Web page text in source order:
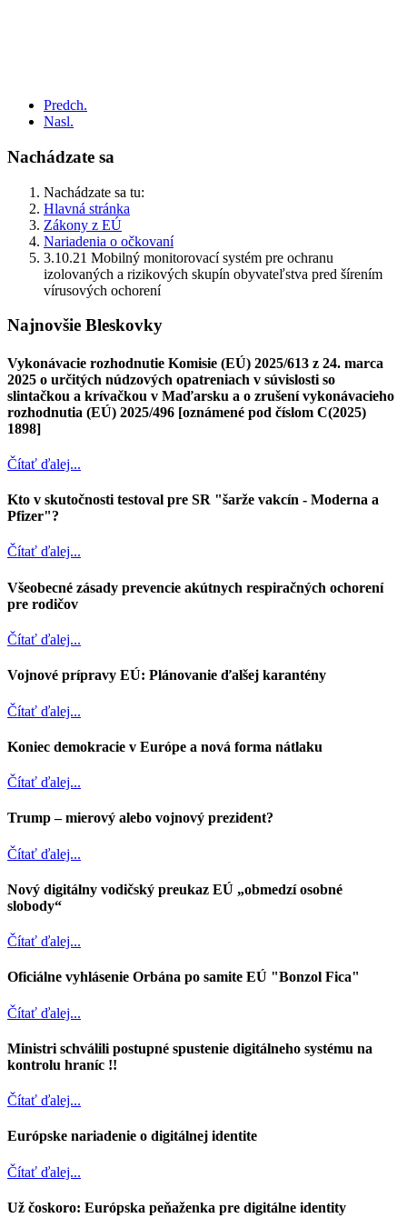
Predch.
Nasl.
Nachádzate sa
Nachádzate sa tu:
Hlavná stránka
Zákony z EÚ
Nariadenia o očkovaní
3.10.21 Mobilný monitorovací systém pre ochranu
izolovaných a rizikových skupín obyvateľstva pred šírením
vírusových ochorení
Najnovšie Bleskovky
Vykonávacie rozhodnutie Komisie (EÚ) 2025/613 z 24. marca
2025 o určitých núdzových opatreniach v súvislosti so
slintačkou a krívačkou v Maďarsku a o zrušení vykonávacieho
rozhodnutia (EÚ) 2025/496 [oznámené pod číslom C(2025)
1898]
Čítať ďalej...
Kto v skutočnosti testoval pre SR "šarže vakcín - Moderna a
Pfizer"?
Čítať ďalej...
Všeobecné zásady prevencie akútnych respiračných ochorení
pre rodičov
Čítať ďalej...
Vojnové prípravy EÚ: Plánovanie ďalšej karantény
Čítať ďalej...
Koniec demokracie v Európe a nová forma nátlaku
Čítať ďalej...
Trump – mierový alebo vojnový prezident?
Čítať ďalej...
Nový digitálny vodičský preukaz EÚ „obmedzí osobné
slobody“
Čítať ďalej...
Oficiálne vyhlásenie Orbána po samite EÚ "Bonzol Fica"
Čítať ďalej...
Ministri schválili postupné spustenie digitálneho systému na
kontrolu hraníc !!
Čítať ďalej...
Európske nariadenie o digitálnej identite
Čítať ďalej...
Už čoskoro: Európska peňaženka pre digitálne identity